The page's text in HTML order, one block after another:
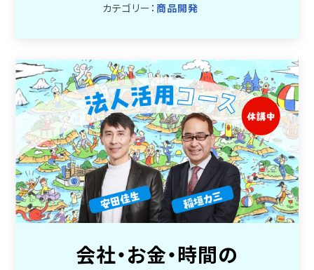
カテゴリー： 商品開発
会社・お金・時間の